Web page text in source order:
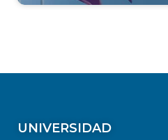
UNIVERSIDAD